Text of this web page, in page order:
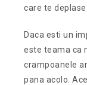
care te
Daca esti un
este teama ca
crampoanele
pana acolo.